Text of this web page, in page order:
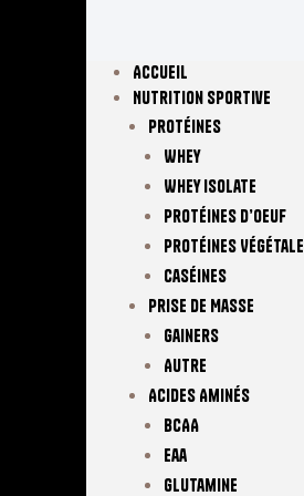
Accueil
Nutrition Sportive
Protéines
Whey
Whey Isolate
Protéines D’oeuf
Protéines
Caséines
Prise De Masse
Gainers
Autre
Acides Aminés
BCAA
Eaa
Glutamine